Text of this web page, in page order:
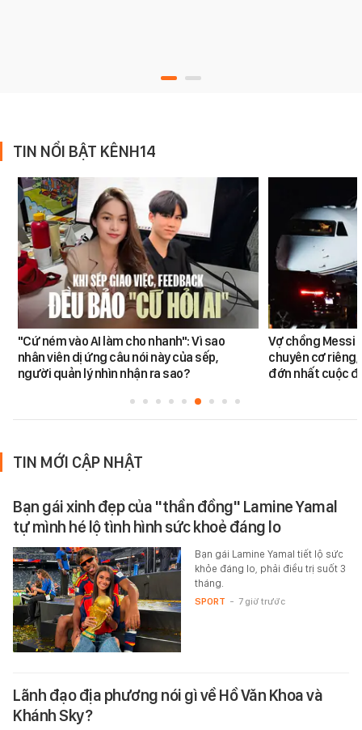
TIN NỔI BẬT KÊNH14
"Cứ ném vào AI làm cho nhanh": Vì sao
nhân viên dị ứng câu nói này của sếp,
người quản lý nhìn nhận ra sao?
Vợ chồng Messi
chuyên cơ
đớn nhất cuộc
TIN MỚI CẬP NHẬT
Bạn gái xinh đẹp của "thần đồng" Lamine Yamal
tự mình hé lộ tình hình sức khoẻ đáng lo
Bạn gái Lamine Yamal tiết lộ sức
khỏe đáng lo, phải điều trị suốt 3
tháng.
SPORT - 7 giờ trước
Lãnh đạo địa phương nói gì về Hồ Văn Khoa và
Khánh Sky?